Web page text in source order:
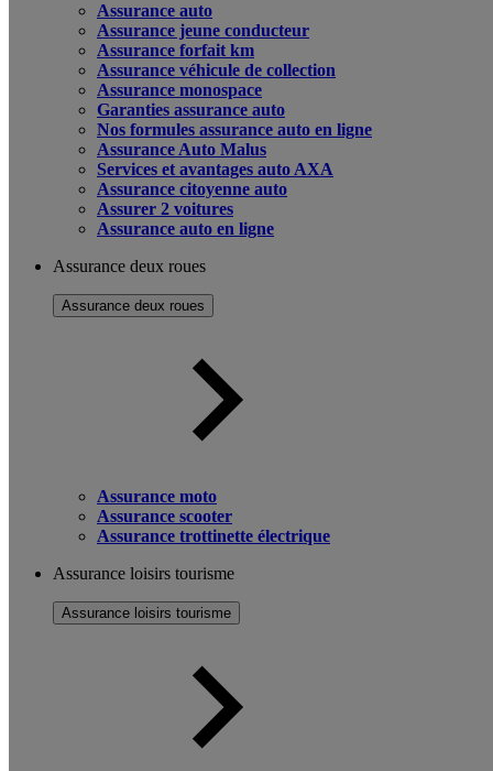
Assurance auto
Assurance jeune conducteur
Assurance forfait km
Assurance véhicule de collection
Assurance monospace
Garanties assurance auto
Nos formules assurance auto en ligne
Assurance Auto Malus
Services et avantages auto AXA
Assurance citoyenne auto
Assurer 2 voitures
Assurance auto en ligne
Assurance deux roues
Assurance deux roues
Assurance moto
Assurance scooter
Assurance trottinette électrique
Assurance loisirs tourisme
Assurance loisirs tourisme